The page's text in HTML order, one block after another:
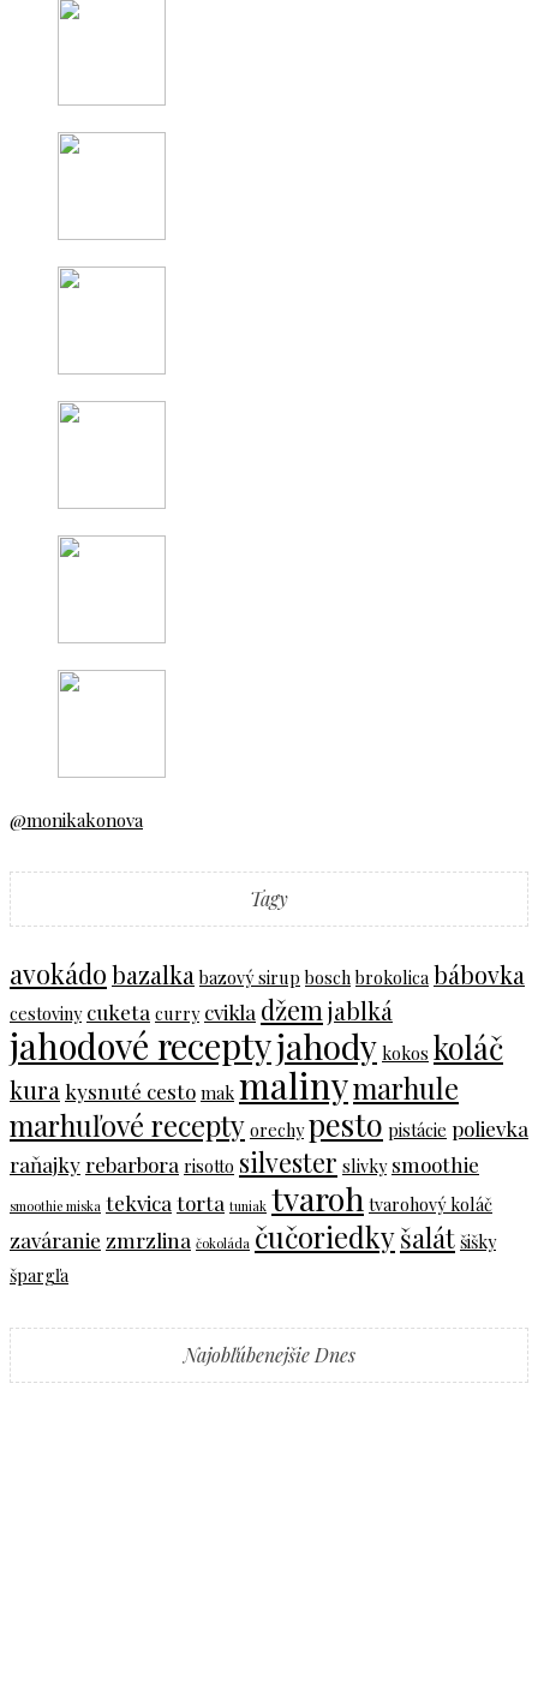
@monikakonova
Tagy
avokádobazalka bazový sirup bosch brokolica bábovka
cestoviny cuketa curry cvikla džem jablká
jahodové receptyjahody kokos koláč
kura kysnuté cesto mak malinymarhule
marhuľové recepty orechy pesto pistácie polievka
raňajkyrebarbora risotto silvester slivky smoothie
smoothie miska tekvica torta tuniak tvaroh tvarohový koláč
zaváranie zmrzlina čokoláda čučoriedkyšalát šišky
špargľa
Najobľúbenejšie Dnes